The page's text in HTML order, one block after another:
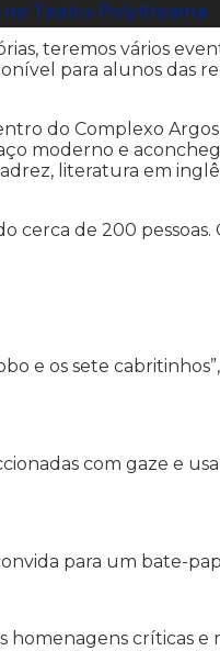
Teatro Polytheama
teremos vários
para alunos das
do Complexo
moderno e
literatura em
cerca de 200
e os sete
com gaze e
para um bate-
homenagens críticas